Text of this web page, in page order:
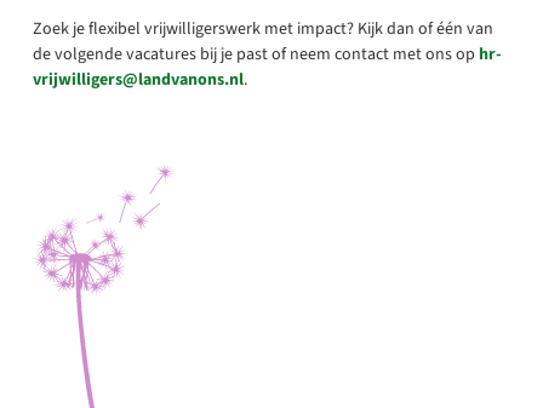
Zoek je flexibel vrijwilligerswerk met impact? Kijk dan of één van
de volgende vacatures bij je past of neem contact met ons op hr-
vrijwilligers@landvanons.nl.